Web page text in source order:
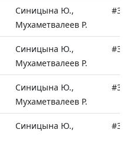
Синицына Ю.,
Мухаметвалеев Р.
Синицына Ю.,
Мухаметвалеев Р.
Синицына Ю.,
Мухаметвалеев Р.
Синицына Ю.,